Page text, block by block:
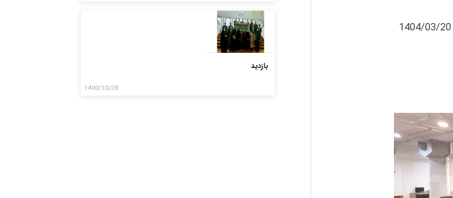
بازدید
1400/10/28